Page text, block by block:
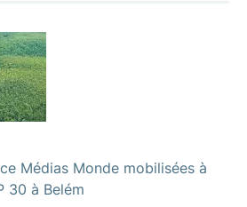
Médias Monde mobilisées à
30 à Belém